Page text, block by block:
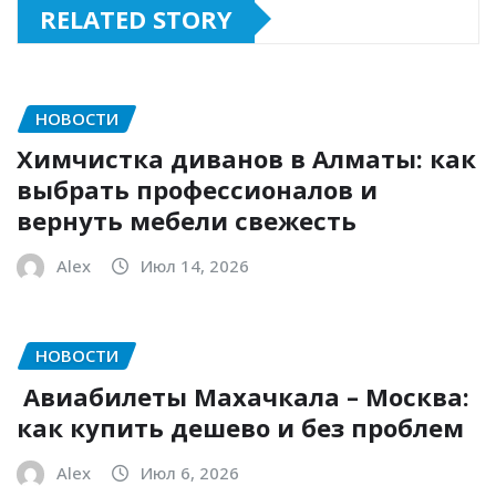
RELATED STORY
НОВОСТИ
Химчистка диванов в Алматы: как
выбрать профессионалов и
вернуть мебели свежесть
Alex Июл 14, 2026
НОВОСТИ
Авиабилеты Махачкала – Москва:
как купить дешево и без проблем
Alex Июл 6, 2026